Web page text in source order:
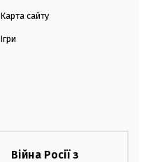
Карта сайту
Ігри
Війна Росії з